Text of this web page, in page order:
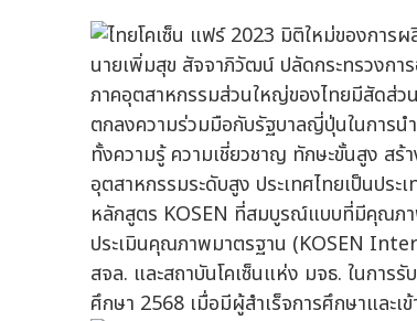
นายเพิ่มสุข สัจจาภิวัฒน์ ปลัดกระทรวงกา
ภาคอุตสาหกรรมส่วนใหญ่ของไทยมีสัดส่
ตกลงความร่วมมือกับรัฐบาลญี่ปุ่นในการน
ทั้งความรู้ ความเชี่ยวชาญ ทักษะขั้นสูง สร้
อุตสาหกรรมระดับสูง ประเทศไทยเป็นประ
หลักสูตร KOSEN ที่สมบูรณ์แบบที่มีคุณภา
ประเมินคุณภาพมาตรฐาน (KOSEN
สจล. และสถาบันโคเซ็นแห่ง มจธ. ในการ
ศึกษา 2568 เมื่อมีผู้สำเร็จการศึกษาและเ